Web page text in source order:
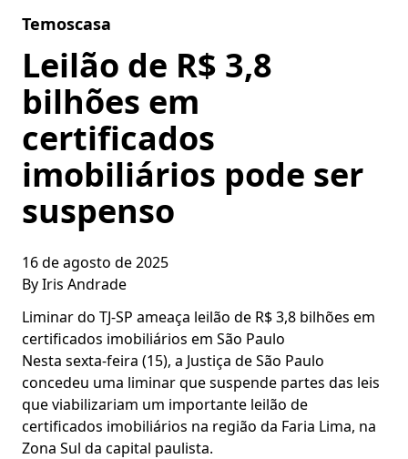
Temoscasa
Leilão de R$ 3,8
bilhões em
certificados
imobiliários pode ser
suspenso
16 de agosto de 2025
ByIris Andrade
Liminar do TJ-SP ameaça leilão de R$ 3,8 bilhões em
certificados imobiliários em São Paulo
Nesta sexta-feira (15), a Justiça de São Paulo
concedeu uma liminar que suspende partes das leis
que viabilizariam um importante leilão de
certificados imobiliários na região da Faria Lima, na
Zona Sul da capital paulista.